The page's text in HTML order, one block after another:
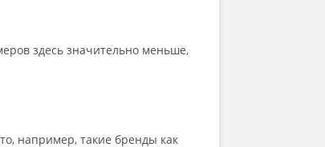
здесь значительно меньше,
например, такие бренды как